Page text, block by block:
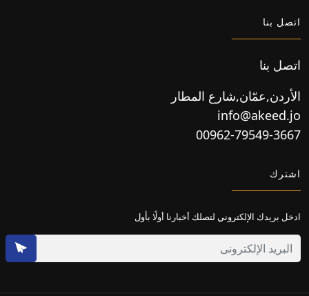
اتصل بنا
اتصل بنا
الأردن,عمّان,شارع المطار
info@akeed.jo
00962-79549-3667
اشترك
ادخل بريدك الإلكتروني لتصلك أخبارنا أولًا بأول